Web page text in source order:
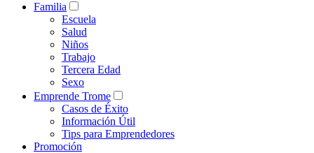
Familia
Escuela
Salud
Niños
Trabajo
Tercera Edad
Sexo
Emprende Trome
Casos de Éxito
Información Útil
Tips para Emprendedores
Promoción